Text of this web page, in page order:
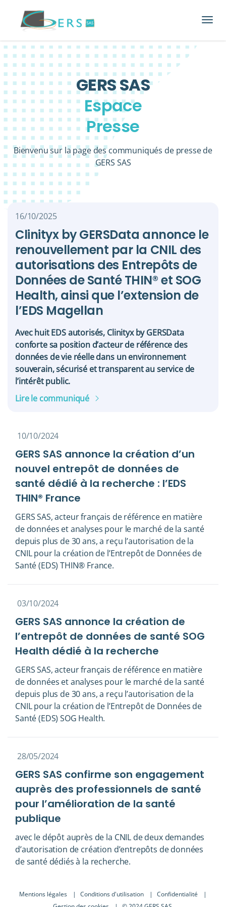
GERS SAS
Espace
Presse
Bienvenu sur la page des communiqués de presse de
GERS SAS
16/10/2025
Clinityx by GERSData annonce le
renouvellement par la CNIL des
autorisations des Entrepôts de
Données de Santé THIN® et SOG
Health, ainsi que l’extension de
l’EDS Magellan
Avec huit EDS autorisés, Clinityx by GERSData
conforte sa position d’acteur de référence des
données de vie réelle dans un environnement
souverain, sécurisé et transparent au service de
l’intérêt public.
Lire le communiqué
10/10/2024
GERS SAS annonce la création d’un
nouvel entrepôt de données de
santé dédié à la recherche : l’EDS
THIN® France
GERS SAS, acteur français de référence en matière
de données et analyses pour le marché de la santé
depuis plus de 30 ans, a reçu l’autorisation de la
CNIL pour la création de l’Entrepôt de Données de
Santé (EDS) THIN® France.
03/10/2024
GERS SAS annonce la création de
l’entrepôt de données de santé SOG
Health dédié à la recherche
GERS SAS, acteur français de référence en matière
de données et analyses pour le marché de la santé
depuis plus de 30 ans, a reçu l’autorisation de la
CNIL pour la création de l’Entrepôt de Données de
Santé (EDS) SOG Health.
28/05/2024
GERS SAS confirme son engagement
auprès des professionnels de santé
pour l’amélioration de la santé
publique
avec le dépôt auprès de la CNIL de deux demandes
d’autorisation de création d’entrepôts de données
de santé dédiés à la recherche.
Mentions légales Conditions d'utilisation
Confidentialité